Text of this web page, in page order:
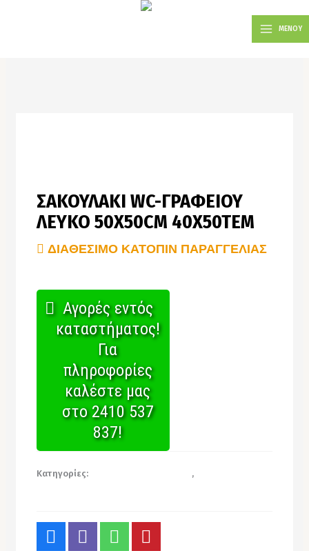
MAIN
MENUΜΕΝΟΥ
ΣΑΚΟΥΛΑΚΙ WC-ΓΡΑΦΕΙΟΥ
ΛΕΥΚΟ 50X50CM 40X50TEM
ΔΙΑΘΈΣΙΜΟ ΚΑΤΌΠΙΝ ΠΑΡΑΓΓΕΛΊΑΣ
Αγορές εντός
καταστήματος!
Για
πληροφορίες
καλέστε μας
στο 2410 537
837!
Κατηγορίες: ,